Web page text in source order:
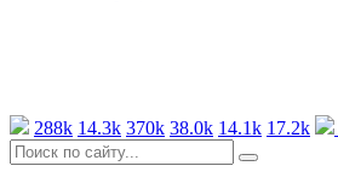
288k 14.3k 370k 38.0k 14.1k 17.2k